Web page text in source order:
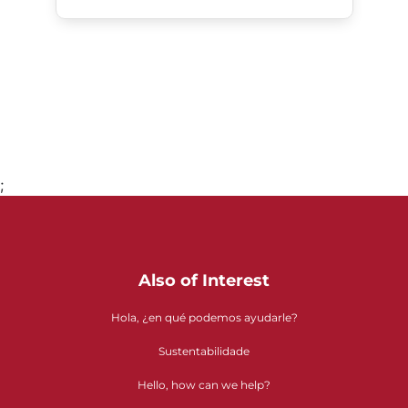
;
Also of Interest
Hola, ¿en qué podemos ayudarle?
Sustentabilidade
Hello, how can we help?